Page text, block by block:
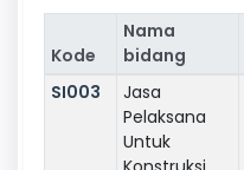
Kode
Nama
bidang
SI003
Jasa
Pelaksana
Untuk